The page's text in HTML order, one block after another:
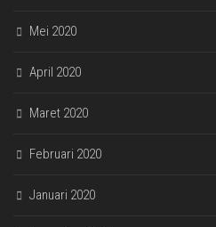
Mei 2020
April 2020
Maret 2020
Februari 2020
Januari 2020